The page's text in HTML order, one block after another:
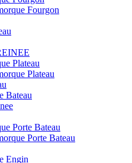
Fourgon
Plateau
Plateau
Bateau
Porte Bateau
Porte Bateau
Engin